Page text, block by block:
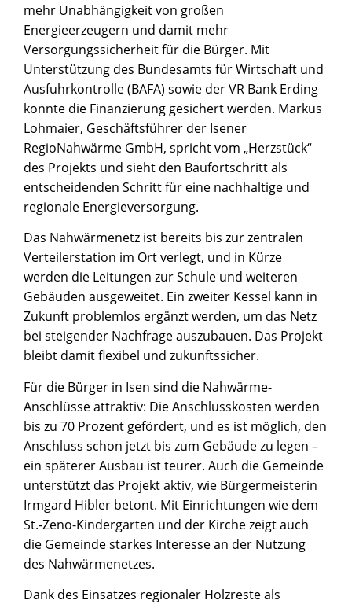
mehr Unabhängigkeit von großen
Energieerzeugern und damit mehr
Versorgungssicherheit für die Bürger. Mit
Unterstützung des Bundesamts für Wirtschaft und
Ausfuhrkontrolle (BAFA) sowie der VR Bank Erding
konnte die Finanzierung gesichert werden. Markus
Lohmaier, Geschäftsführer der Isener
RegioNahwärme GmbH, spricht vom „Herzstück“
des Projekts und sieht den Baufortschritt als
entscheidenden Schritt für eine nachhaltige und
regionale Energieversorgung.
Das Nahwärmenetz ist bereits bis zur zentralen
Verteilerstation im Ort verlegt, und in Kürze
werden die Leitungen zur Schule und weiteren
Gebäuden ausgeweitet. Ein zweiter Kessel kann in
Zukunft problemlos ergänzt werden, um das Netz
bei steigender Nachfrage auszubauen. Das Projekt
bleibt damit flexibel und zukunftssicher.
Für die Bürger in Isen sind die Nahwärme-
Anschlüsse attraktiv: Die Anschlusskosten werden
bis zu 70 Prozent gefördert, und es ist möglich, den
Anschluss schon jetzt bis zum Gebäude zu legen –
ein späterer Ausbau ist teurer. Auch die Gemeinde
unterstützt das Projekt aktiv, wie Bürgermeisterin
Irmgard Hibler betont. Mit Einrichtungen wie dem
St.-Zeno-Kindergarten und der Kirche zeigt auch
die Gemeinde starkes Interesse an der Nutzung
des Nahwärmenetzes.
Dank des Einsatzes regionaler Holzreste als